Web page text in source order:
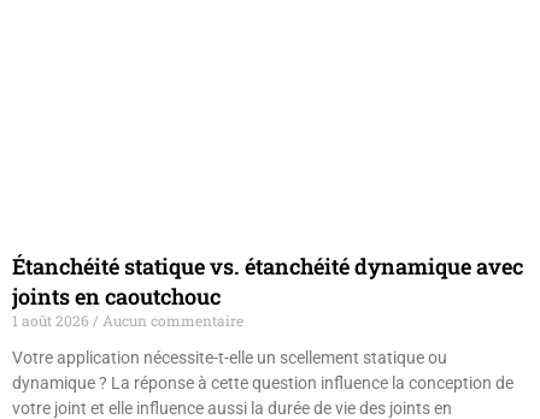
Étanchéité statique vs. étanchéité dynamique avec
joints en caoutchouc
1 août 2026
Aucun commentaire
Votre application nécessite-t-elle un scellement statique ou
dynamique ? La réponse à cette question influence la conception de
votre joint et elle influence aussi la durée de vie des joints en